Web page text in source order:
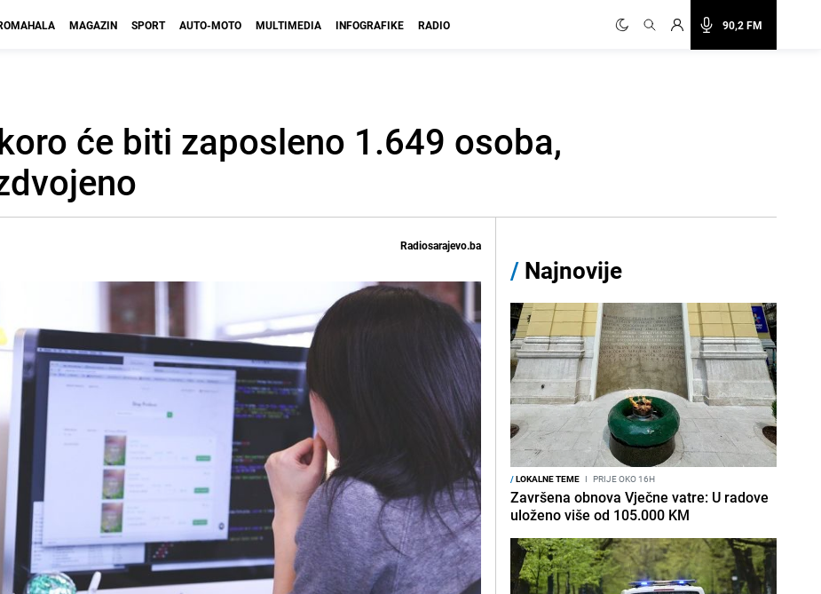
90,2 FM
MAGAZIN SPORT AUTO-MOTO MULTIMEDIA INFOGRAFIKE RADIO
će biti zaposleno 1.649 osoba,
Radiosarajevo.ba
/ Najnovije
/LOKALNE TEME I PRIJE OKO 16H
Završena obnova Vječne vatre: U radove
uloženo više od 105.000 KM